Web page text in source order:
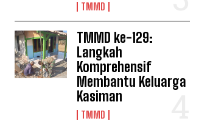
TMMD
TMMD ke-129:
Langkah
Komprehensif
Membantu Keluarga
Kasiman
TMMD